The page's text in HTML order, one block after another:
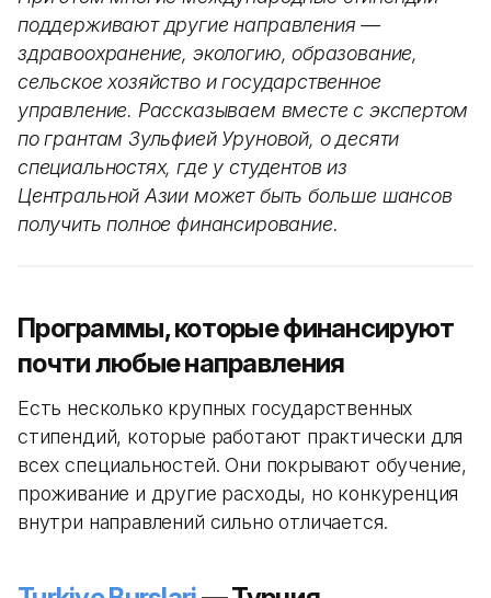
поддерживают другие направления —
здравоохранение, экологию, образование,
сельское хозяйство и государственное
управление. Рассказываем вместе с экспертом
по грантам Зульфией Уруновой, о десяти
специальностях, где у студентов из
Центральной Азии может быть больше шансов
получить полное финансирование.
Программы, которые финансируют
почти любые направления
Есть несколько крупных государственных
стипендий, которые работают практически для
всех специальностей. Они покрывают обучение,
проживание и другие расходы, но конкуренция
внутри направлений сильно отличается.